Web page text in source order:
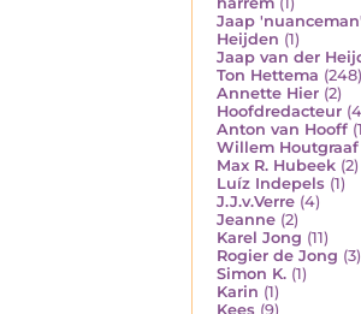
Jaap
Heijden (1)
Jaap van der
Ton Hettema (248)
Annette Hier (2)
Hoofdredacteur
Anton van Hooff
Willem Houtgraaf
Max R. Hubeek (2)
Luíz Indepels (1)
J.J.v.Verre (4)
Jeanne (2)
Karel Jong (11)
Rogier de Jong (3)
Simon K. (1)
Karin (1)
Kees (9)